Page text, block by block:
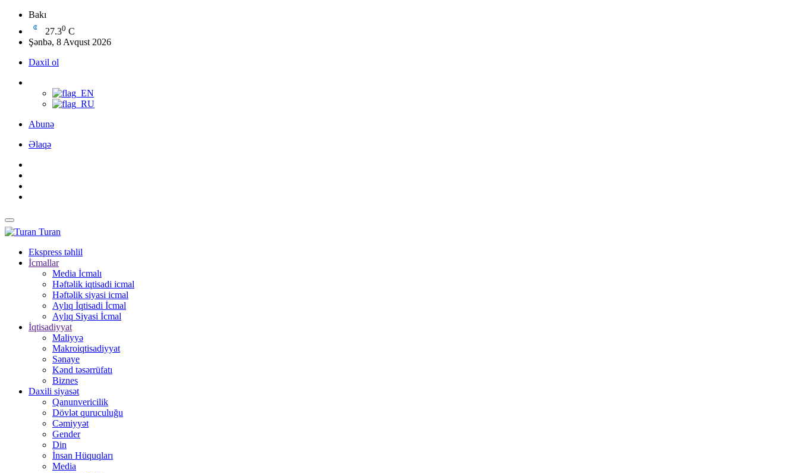
Bakı
27.30 C
Şənbə, 8 Avqust 2026
Daxil ol
Abunə
Əlaqə
Turan
Ekspress təhlil
İcmallar
Media İcmalı
Həftəlik iqtisadi icmal
Həftəlik siyasi icmal
Aylıq İqtisadi İcmal
Aylıq Siyasi İcmal
İqtisadiyyat
Maliyyə
Makroiqtisadiyyat
Sənaye
Kənd təsərrüfatı
Biznes
Daxili siyasət
Qanunvericilik
Dövlət quruculuğu
Cəmiyyət
Gender
Din
İnsan Hüquqları
Media